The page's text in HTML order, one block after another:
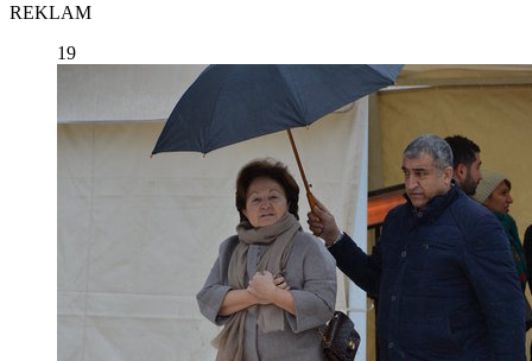
REKLAM
19